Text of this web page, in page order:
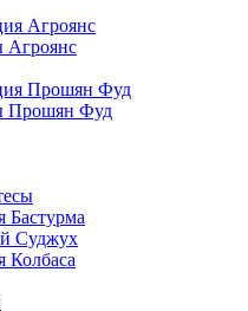
Агроянс
Агроянс
Прошян Фуд
Прошян Фуд
Бастурма
Суджух
Колбаса